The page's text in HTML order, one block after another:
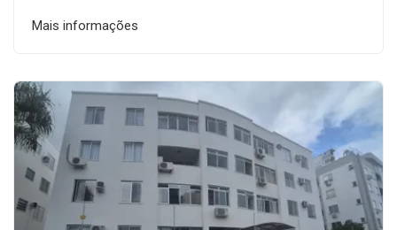
Mais informações